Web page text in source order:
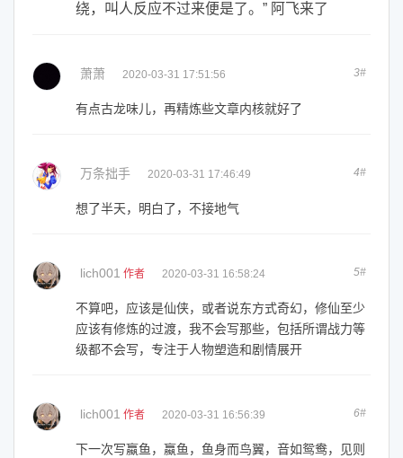
绕，叫人反应不过来便是了。” 阿飞来了
萧萧 2020-03-31 17:51:56 3#
有点古龙味儿，再精炼些文章内核就好了
万条拙手 2020-03-31 17:46:49 4#
想了半天，明白了，不接地气
lich001 作者 2020-03-31 16:58:24 5#
不算吧，应该是仙侠，或者说东方式奇幻，修仙至少
应该有修炼的过渡，我不会写那些，包括所谓战力等
级都不会写，专注于人物塑造和剧情展开
lich001 作者 2020-03-31 16:56:39 6#
下一次写蠃鱼，蠃鱼，鱼身而鸟翼，音如鸳鸯，见则